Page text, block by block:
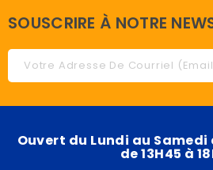
SOUSCRIRE À NOTRE
Ouvert du Lundi au Samedi
de 13H45 à